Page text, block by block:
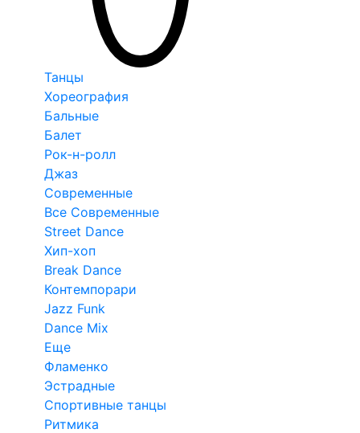
Танцы
Хореография
Бальные
Балет
Рок-н-ролл
Джаз
Современные
Все Современные
Street Dance
Хип-хоп
Break Dance
Контемпорари
Jazz Funk
Dance Mix
Еще
Фламенко
Эстрадные
Спортивные танцы
Ритмика